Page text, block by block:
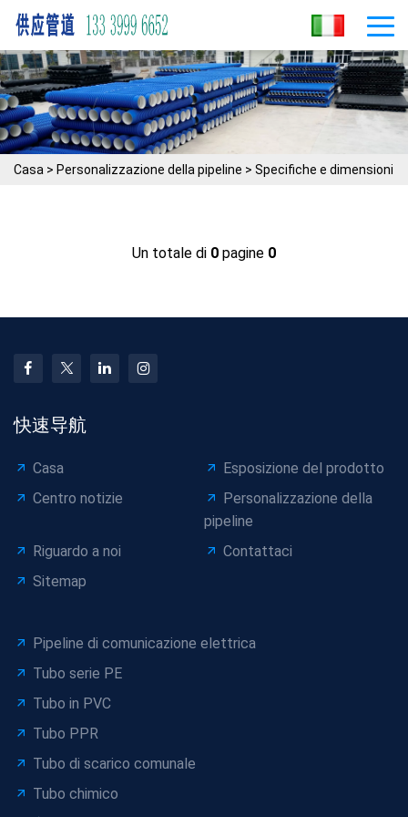
Casa > Personalizzazione della pipeline > Specifiche e dimensioni
Un totale di 0 pagine 0
快速导航
Casa
Esposizione del prodotto
Centro notizie
Personalizzazione della
pipeline
Riguardo a noi
Contattaci
Sitemap
Pipeline di comunicazione elettrica
Tubo serie PE
Tubo in PVC
Tubo PPR
Tubo di scarico comunale
Tubo chimico